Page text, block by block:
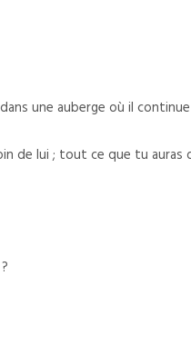
une auberge où il
de lui ; tout ce que tu auras